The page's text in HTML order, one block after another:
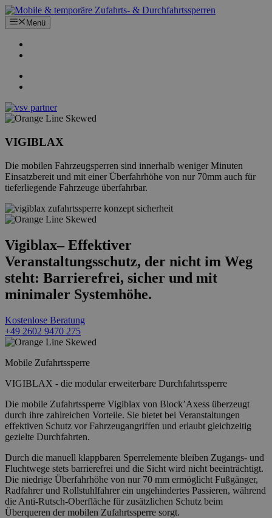
Zum
Inhalt
springen
Menü
VIGIBLAX
Die mobilen Fahrzeugsperren sind innerhalb weniger Minuten
Einsatzbereit und mit einer Überfahrhöhe von nur 70mm auch für
tieferliegende Fahrzeuge überfahrbar.
Vigiblax– Effektiver
Veranstaltungsschutz, der nicht im Weg
steht: Barrierefrei, sicher und mit
minimaler Systemhöhe.
Kostenlose Beratung
+49 2602 9470 275
Mobile Zufahrtssperre
VIGIBLAX - die modular erweiterbare Durchfahrtssperre
Die mobile Zufahrtssperre Vigiblax von Block’Axess überzeugt
durch ihre zahlreichen Vorteile. Sie bietet bei Veranstaltungen
effektiven Schutz vor Fahrzeugangriffen und erlaubt gleichzeitig
gezielte Durchfahrten.
Durch die manuell klappbaren Sperrelemente bleiben Zugangs- und
Fluchtwege stets barrierefrei und die Sicht wird nicht beeinträchtigt.
Die niedrige Überfahrhöhe von nur 70 mm ermöglicht Fußgänger,
Radfahrer und Rollstuhlfahrer ein ungehindertes Passieren, während
die Anti-Rutsch-Oberfläche für zusätzlichen Schutz beim
Überqueren der mobilen Zufahrtssperre sorgt.